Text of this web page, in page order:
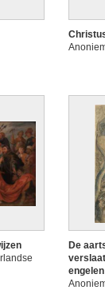
De
engelen